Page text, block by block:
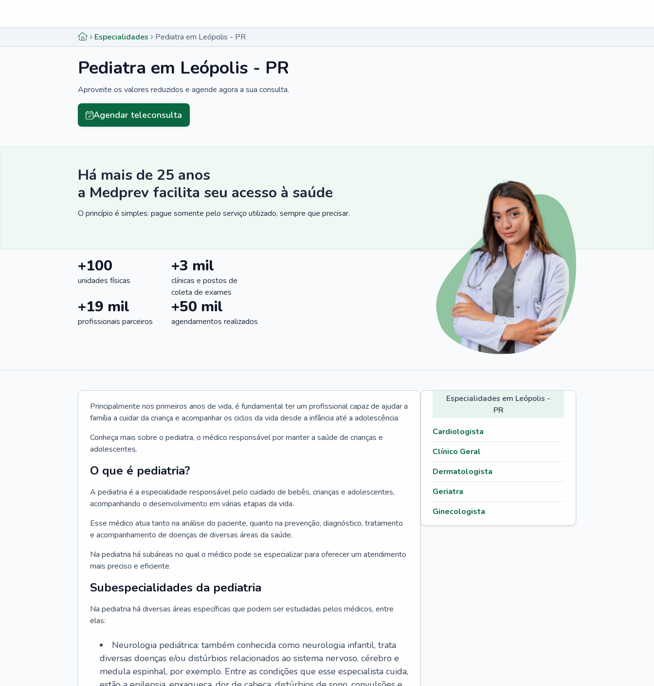
Especialidades Pediatra em Leópolis - PR
Pediatra em Leópolis - PR
Aproveite os valores reduzidos e agende agora a sua consulta.
Agendar teleconsulta
Há mais de 25 anos
a Medprev facilita seu acesso à saúde
O princípio é simples: pague somente pelo serviço utilizado, sempre que precisar.
+100
unidades físicas
+3 mil
clínicas e postos de
coleta de exames
+19 mil
profissionais parceiros
+50 mil
agendamentos realizados
Principalmente nos primeiros anos de vida, é fundamental ter um profissional capaz de ajudar a
família a cuidar da criança e acompanhar os ciclos da vida desde a infância até a adolescência.
Conheça mais sobre o pediatra, o médico responsável por manter a saúde de crianças e
adolescentes.
O que é pediatria?
A pediatria é a especialidade responsável pelo cuidado de bebês, crianças e adolescentes,
acompanhando o desenvolvimento em várias etapas da vida.
Esse médico atua tanto na análise do paciente, quanto na prevenção, diagnóstico, tratamento
e acompanhamento de doenças de diversas áreas da saúde.
Na pediatria há subáreas no qual o médico pode se especializar para oferecer um atendimento
mais preciso e eficiente.
Subespecialidades da pediatria
Na pediatria há diversas áreas específicas que podem ser estudadas pelos médicos, entre
elas:
Neurologia pediátrica: também conhecida como neurologia infantil, trata
diversas doenças e/ou distúrbios relacionados ao sistema nervoso, cérebro e
medula espinhal, por exemplo. Entre as condições que esse especialista cuida,
Especialidades em Leópolis -
PR
Cardiologista
Clínico Geral
Dermatologista
Geriatra
Ginecologista